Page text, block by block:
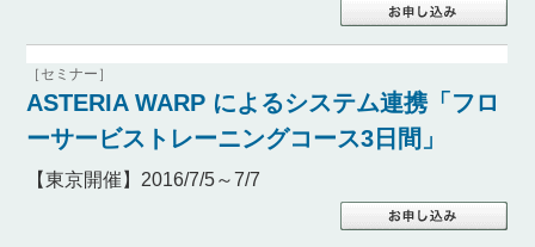
［セミナー］
ASTERIA WARP によるシステム連携「フロ
ーサービストレーニングコース3日間」
【東京開催】2016/7/5～7/7